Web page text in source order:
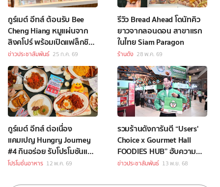
กูร์เมต์ อีทส์ ต้อนรับ Bee
Cheng Hiang หมูแผ่นจาก
สิงคโปร์ พร้อมเปิดแฟล็กชิป
สโตร์แห่งแรกในไทย
ข่าวประชาสัมพันธ์ 25 ก.ค. 69
รีวิว Bread Ahead โดนัทคิว
ยาวจากลอนดอน สาขาแรก
ในไทย Siam Paragon
ร้านดัง 28 พ.ค. 69
กูร์เมต์ อีทส์ ต่อเนื่อง
แคมเปญ Hungry Journey
#4 กินอร่อย รับโปรโมชันและ
ของพรีเมียมสุดคุ้ม
โปรโมชั่นอาหาร 12 พ.ค. 69
รวมร้านดังการันตี “Users'
Choice x Gourmet Hall
FOODIES HUB” ฮับความ
อร่อยใจกลางกรุงเทพฯ
ข่าวประชาสัมพันธ์ 13 พ.ย. 68